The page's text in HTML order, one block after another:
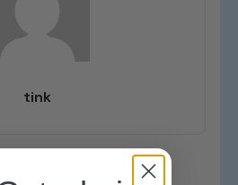
tink
Laufenden: